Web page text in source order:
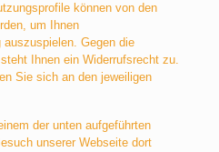
können von den
um Ihnen
auszuspielen. Gegen die
Ihnen ein Widerrufsrecht zu.
Sie sich an den jeweiligen
der unten aufgeführten
unserer Webseite dort